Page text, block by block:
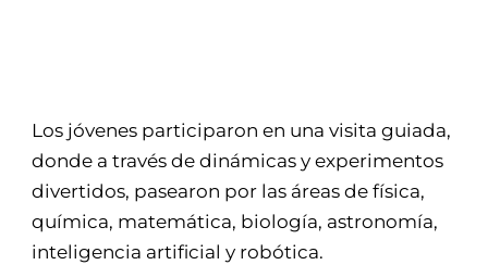
Los jóvenes participaron en una visita guiada,
donde a través de dinámicas y experimentos
divertidos, pasearon por las áreas de física,
química, matemática, biología, astronomía,
inteligencia artificial y robótica.